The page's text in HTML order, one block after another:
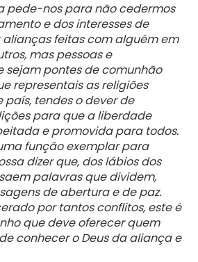
pede-nos para não cedermos
e dos interesses de
alianças feitas com alguém em
mas pessoas e
sejam pontes de comunhão
representais as religiões
tendes o dever de
para que a liberdade
e promovida para todos.
função exemplar para
dizer que, dos lábios dos
palavras que dividem,
de abertura e de paz.
por tantos conflitos, este é
que deve oferecer quem
conhecer o Deus da aliança e